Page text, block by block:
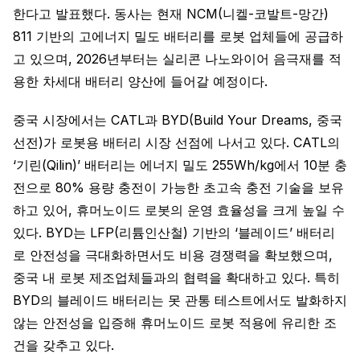
한다고 발표했다. 동사는 현재 NCM(니켈-코발트-망간)
811 기반의 고에너지 밀도 배터리를 로봇 업체들에 공급하
고 있으며, 2026년부터는 실리콘 나노와이어 음극재를 적
용한 차세대 배터리 양산에 들어갈 예정이다.
중국 시장에서는 CATL과 BYD(Build Your Dreams, 중국
선전)가 로봇용 배터리 시장 선점에 나서고 있다. CATL의
‘기린(Qilin)’ 배터리는 에너지 밀도 255Wh/kg에서 10분 충
전으로 80% 용량 충전이 가능한 초고속 충전 기술을 보유
하고 있어, 휴머노이드 로봇의 운영 효율성을 크게 높일 수
있다. BYD는 LFP(리튬인산철) 기반의 ‘블레이드’ 배터리
로 안전성을 극대화하면서도 비용 경쟁력을 확보했으며,
중국 내 로봇 제조업체들과의 협력을 확대하고 있다. 특히
BYD의 블레이드 배터리는 못 관통 테스트에서도 발화하지
않는 안전성을 입증해 휴머노이드 로봇 적용에 유리한 조
건을 갖추고 있다.